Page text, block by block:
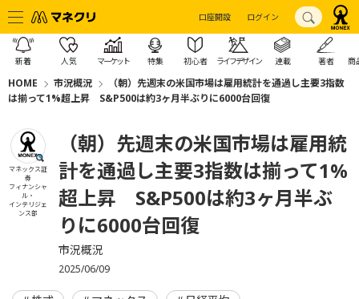
口座開設 ログイン
新着 人気 マーケット 特集 初心者 ライフデザイン 連載 著者 商
HOME 市況概況
（朝）先週末の米国市場は雇用統計を通過し主要3指数
は揃って1%超上昇 S&P500は約3ヶ月半ぶりに6000台回復
マネックス証
券
フィナンシャ
ル・
インテリジェ
ンス部
（朝）先週末の米国市場は雇用統
計を通過し主要3指数は揃って1%
超上昇 S&P500は約3ヶ月半ぶ
りに6000台回復
市況概況
2025/06/09